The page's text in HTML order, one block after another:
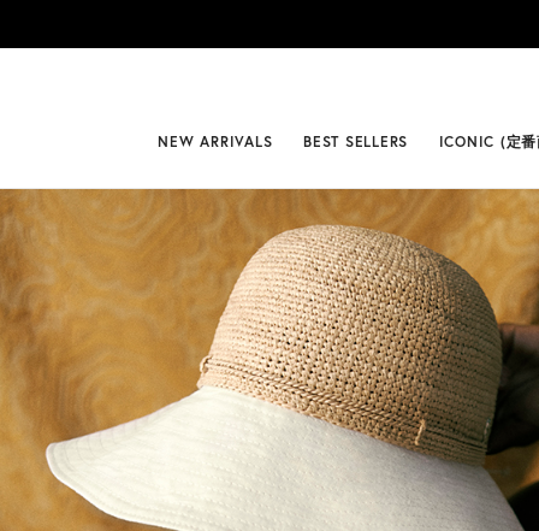
NEW ARRIVALS BEST SELLERS ICONIC (定